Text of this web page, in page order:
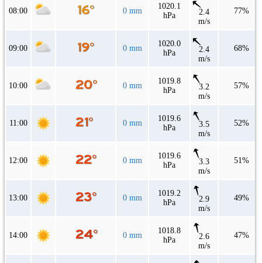
08:00 0 mm
1020.1
hPa
2.4
m/s
77%
09:00 0 mm
1020.0
hPa
2.4
m/s
68%
10:00 0 mm
1019.8
hPa
3.2
m/s
57%
11:00 0 mm
1019.6
hPa
3.5
m/s
52%
12:00 0 mm
1019.6
hPa
3.3
m/s
51%
13:00 0 mm
1019.2
hPa
2.9
m/s
49%
14:00 0 mm
1018.8
hPa
2.6
m/s
47%